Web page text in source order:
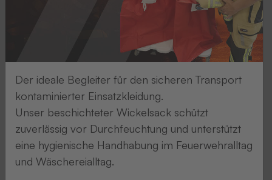
Lutz Beathalter im Urlaub auf
Der ideale Begleiter für den sicheren Transport
kontaminierter Einsatzkleidung.
Unser beschichteter Wickelsack schützt
zuverlässig vor Durchfeuchtung und unterstützt
eine hygienische Handhabung im Feuerwehralltag
und Wäschereialltag.